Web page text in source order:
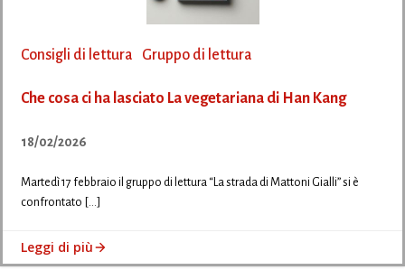
Consigli di lettura Gruppo di lettura
Che cosa ci ha lasciato La vegetariana di Han Kang
18/02/2026
Martedì 17 febbraio il gruppo di lettura “La strada di Mattoni Gialli” si è
confrontato […]
Leggi di più